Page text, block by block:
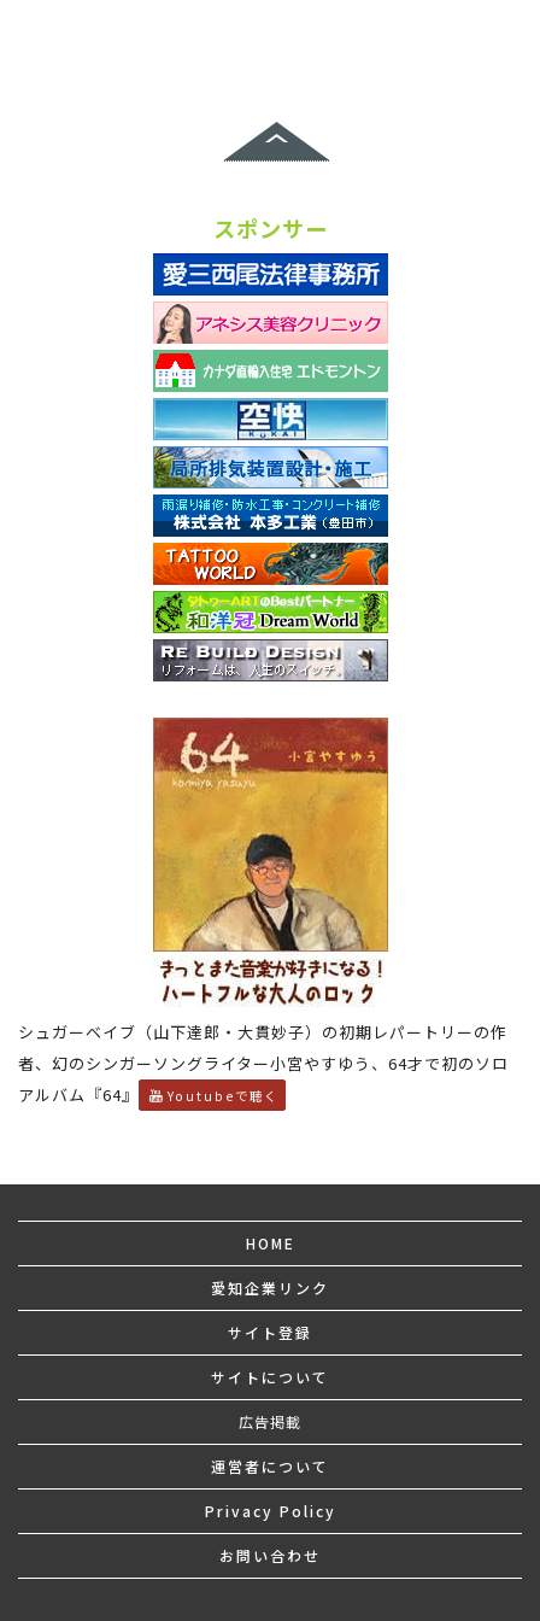
スポンサー
シュガーベイブ（山下達郎・大貫妙子）の初期レパートリーの作
者、幻のシンガーソングライター小宮やすゆう、64才で初のソロ
アルバム『64』
Youtubeで聴く
HOME
愛知企業リンク
サイト登録
サイトについて
広告掲載
運営者について
Privacy Policy
お問い合わせ